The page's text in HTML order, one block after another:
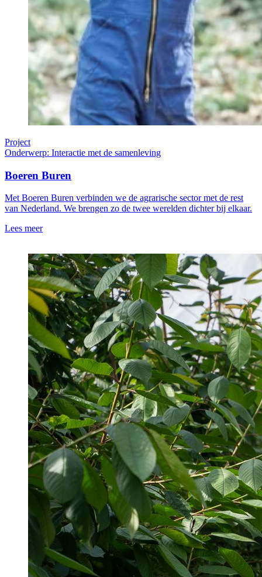
Project
Onderwerp: Interactie met de samenleving
Boeren Buren
Met Boeren Buren verbinden we de agrarische sector met de rest
van Nederland. We brengen zo de twee werelden dichter bij elkaar.
Lees meer